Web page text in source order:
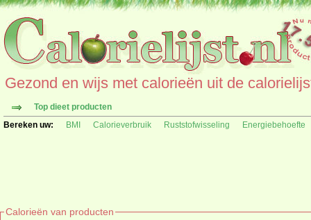
Gezond en wijs met calorieën uit de
Top dieet producten
Bereken uw:
BMI Calorieverbruik Ruststofwisseling Energiebehoefte
Calorieën van producten